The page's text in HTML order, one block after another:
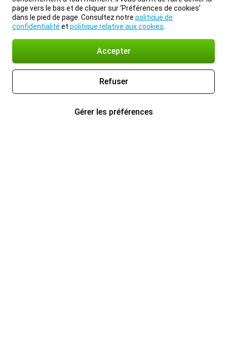
page vers le bas et de cliquer sur ‘Préférences de cookies’
dans le pied de page. Consultez notre politique de
confidentialité et politique relative aux cookies
Accepter
Refuser
Gérer les préférences